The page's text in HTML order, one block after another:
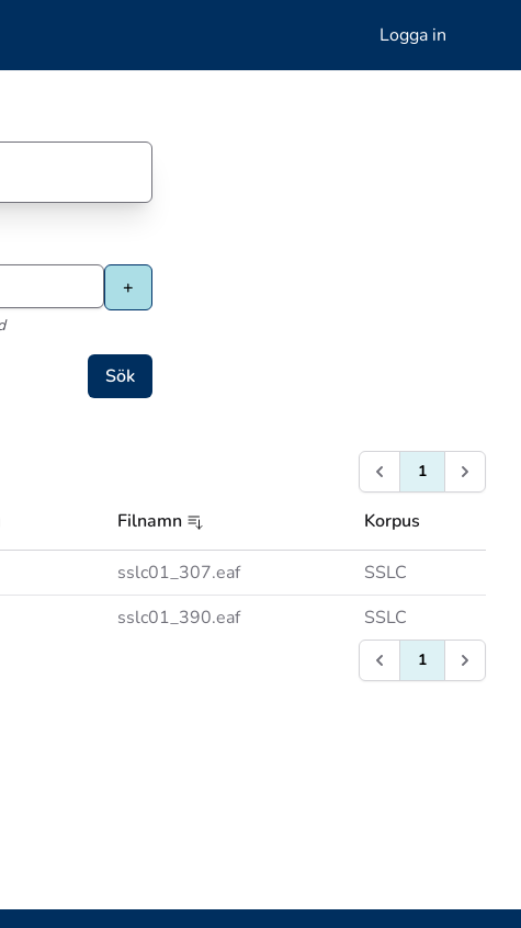
Logga in
1
Filnamn Korpus
sslc01_307.eaf
SSLC
sslc01_390.eaf SSLC
1